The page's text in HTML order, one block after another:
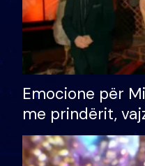
Emocione për
me prindërit,
bashkëshorten:
divorci apo jo?